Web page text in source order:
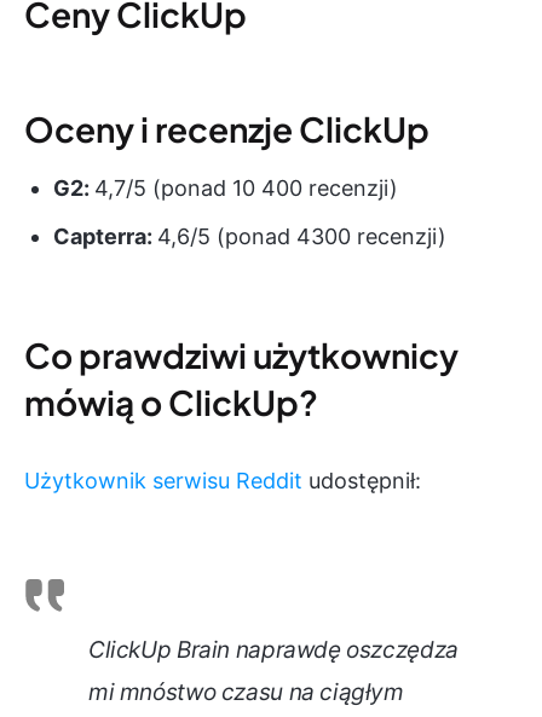
Ceny ClickUp
Oceny i recenzje ClickUp
G2: 4,7/5 (ponad 10 400 recenzji)
Capterra: 4,6/5 (ponad 4300 recenzji)
Co prawdziwi użytkownicy
mówią o ClickUp?
Użytkownik serwisu Reddit udostępnił:
ClickUp Brain naprawdę oszczędza
mi mnóstwo czasu na ciągłym